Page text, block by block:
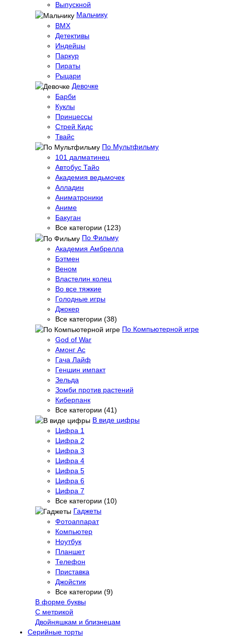
Выпускной
Мальчику
BMX
Детективы
Индейцы
Паркур
Пираты
Рыцари
Девочке
Барби
Куклы
Принцессы
Стрей Кидс
Твайс
По Мультфильму
101 далматинец
Автобус Тайо
Академия ведьмочек
Алладин
Аниматроники
Аниме
Бакуган
Все категории (123)
По Фильму
Академия Амбрелла
Бэтмен
Веном
Властелин колец
Во все тяжкие
Голодные игры
Джокер
Все категории (38)
По Компьютерной игре
God of War
Амонг Ас
Гача Лайф
Геншин импакт
Зельда
Зомби против растений
Киберпанк
Все категории (41)
В виде цифры
Цифра 1
Цифра 2
Цифра 3
Цифра 4
Цифра 5
Цифра 6
Цифра 7
Все категории (10)
Гаджеты
Фотоаппарат
Компьютер
Ноутбук
Планшет
Телефон
Приставка
Джойстик
Все категории (9)
В форме буквы
С метрикой
Двойняшкам и близнецам
Серийные торты